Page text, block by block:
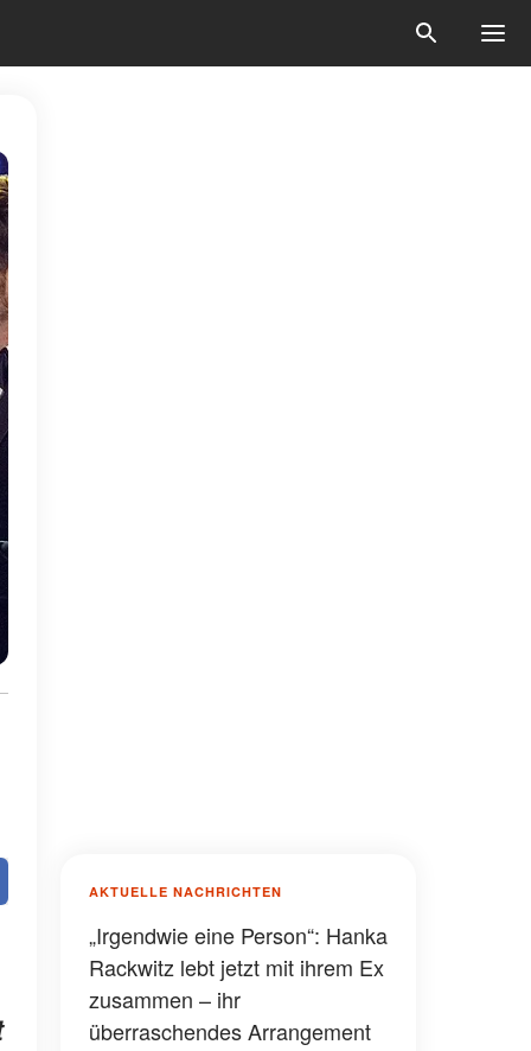
AKTUELLE NACHRICHTEN
„Irgendwie eine Person“: Hanka
Rackwitz lebt jetzt mit ihrem Ex
zusammen – ihr
überraschendes Arrangement